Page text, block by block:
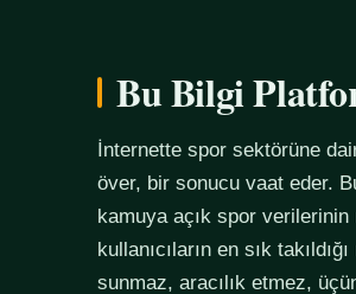
Bu Bilgi
İnternette spor sektörüne
över, bir sonucu vaat eder.
kamuya açık spor verilerinin
kullanıcıların en sık
sunmaz, aracılık etmez,